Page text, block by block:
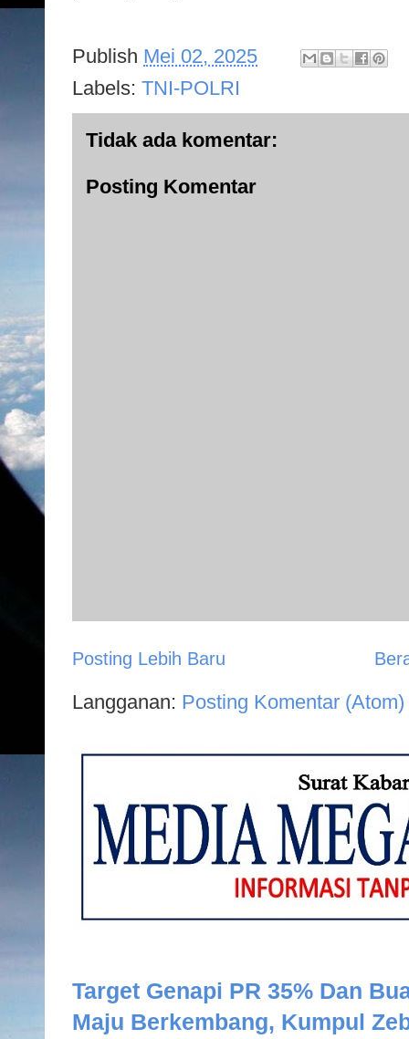
Publish Mei 02, 2025
Labels: TNI-POLRI
Tidak ada komentar:
Posting Komentar
Posting Lebih Baru
Langganan: Posting Komentar (Atom)
Target Genapi PR 35% Dan
Maju Berkembang, Kumpul